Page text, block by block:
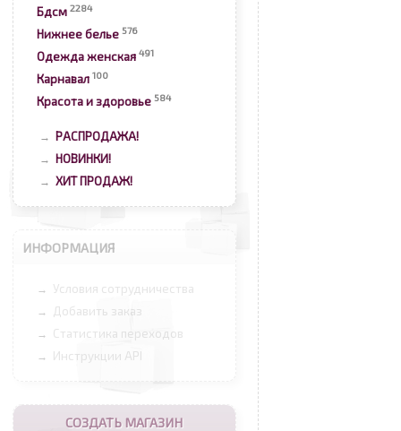
Бдсм 2284
Нижнее белье 576
Одежда женская 491
Карнавал 100
Красота и здоровье 584
→ РАСПРОДАЖА!
→ НОВИНКИ!
→ ХИТ ПРОДАЖ!
ИНФОРМАЦИЯ
→ Условия сотрудничества
→ Добавить заказ
→ Статистика переходов
→ Инструкции API
СОЗДАТЬ МАГАЗИН